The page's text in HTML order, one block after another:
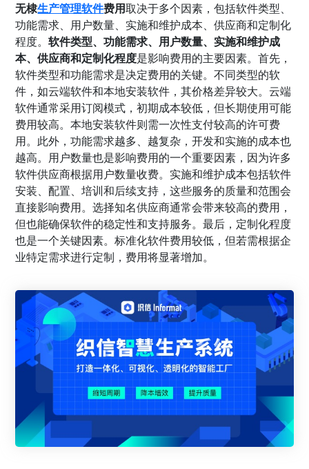
无棣生产管理软件费用取决于多个因素，包括软件类型、
功能需求、用户数量、实施和维护成本、供应商和定制化
程度。软件类型、功能需求、用户数量、实施和维护成
本、供应商和定制化程度是影响费用的主要因素。首先，
软件类型和功能需求是决定费用的关键。不同类型的软
件，如云端软件和本地安装软件，其价格差异较大。云端
软件通常采用订阅模式，初期成本较低，但长期使用可能
费用较高。本地安装软件则需一次性支付较高的许可费
用。此外，功能需求越多、越复杂，开发和实施的成本也
越高。用户数量也是影响费用的一个重要因素，因为许多
软件供应商根据用户数量收费。实施和维护成本包括软件
安装、配置、培训和后续支持，这些服务的质量和范围会
直接影响费用。选择知名供应商通常会带来较高的费用，
但也能确保软件的稳定性和支持服务。最后，定制化程度
也是一个关键因素。标准化软件费用较低，但若需根据企
业特定需求进行定制，费用将显著增加。